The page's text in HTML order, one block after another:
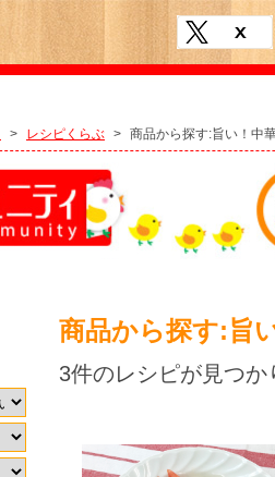
> レシピくらぶ > 商品から探す:旨い！中
商品から探す:旨
3件のレシピが見つか